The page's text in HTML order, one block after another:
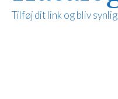
Tilføj dit link og bliv